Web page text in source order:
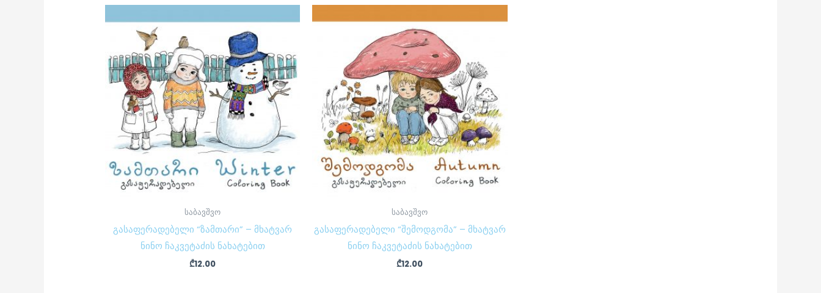
საბავშვო
გასაფერადებელი “ზამთარი” – მხატვარ
ნინო ჩაკვეტაძის ნახატებით
₾12.00
საბავშვო
გასაფერადებელი “შემოდგომა” – მხატვარ
ნინო ჩაკვეტაძის ნახატებით
₾12.00